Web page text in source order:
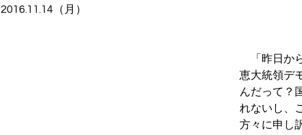
2016.11.14（月）
「昨日か
恵大統領デ
んだって？
れないし、
方々に申し